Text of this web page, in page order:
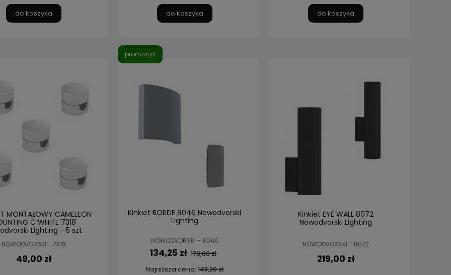
do koszyka do koszyka do koszyka
MONTAżOWY CAMELEON
C WHITE 7318
Lighting - 5 szt
NOWODVORSKI - 7318
49,00 zł
Kinkiet BORDE 8046 Nowodvorski
Lighting
NOWODVORSKI - 8046
134,25 zł 179,00 zł
Najniższa cena: 143,20 zł
promocja
Kinkiet EYE WALL 8072
Nowodvorski Lighting
NOWODVORSKI - 8072
219,00 zł